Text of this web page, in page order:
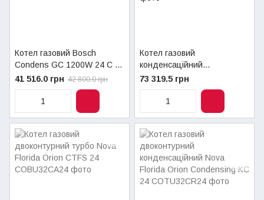
Котел газовий Bosch
Condens GC 1200W 24 C 23
UA конденсаційний,
двоконтурний
41 516.0 грн 42 800.0 грн
Котел газовий
конденсаційний
двоконтурний Nova Florida
Virgo Condensing KC 28
TouchScreen
73 319.5 грн